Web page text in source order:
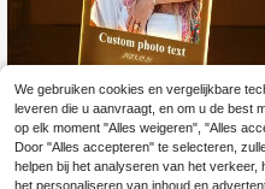
1 stuk gepersonaliseerde collage fo
We gebruiken cookies en vergelijkbare
leveren die u aanvraagt, en om u de best
op elk moment "Alles weigeren", "Alles
Door "Alles accepteren" te selecteren,
helpen bij het analyseren van het verkeer,
het personaliseren van inhoud en